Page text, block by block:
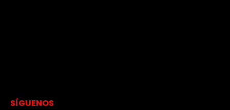
SÍGUENOS